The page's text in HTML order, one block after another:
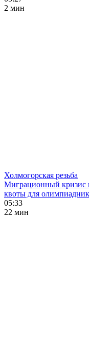
2 мин
Холмогорская резьба
Миграционный кризис
квоты для
05:33
22 мин